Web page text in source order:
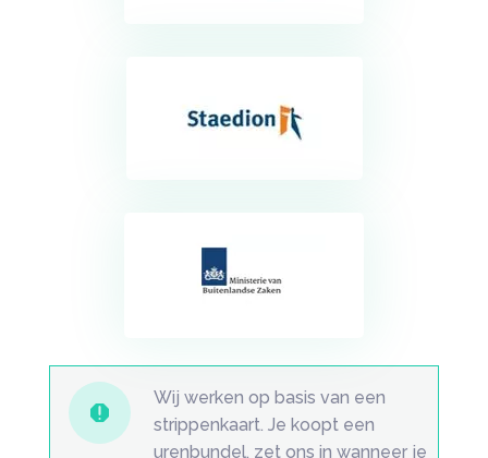

Wij werken op basis van een
strippenkaart. Je koopt een
urenbundel, zet ons in wanneer je